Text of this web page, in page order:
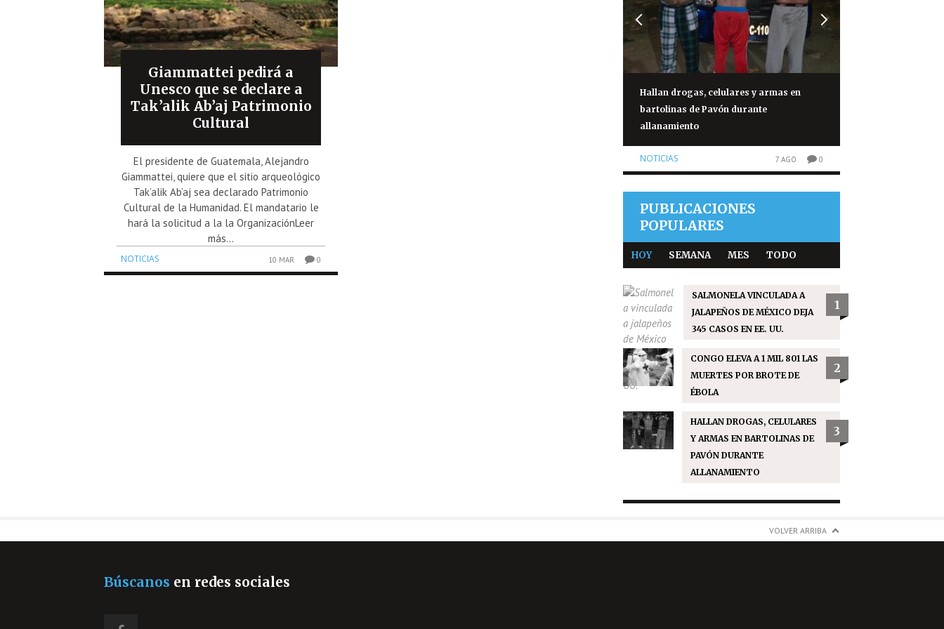
Giammattei pedirá a
Unesco que se declare a
Tak’alik Ab’aj Patrimonio
Cultural
El presidente de Guatemala, Alejandro
Giammattei, quiere que el sitio arqueológico
Tak’alik Ab’aj sea declarado Patrimonio
Cultural de la Humanidad. El mandatario le
hará la solicitud a la la OrganizaciónLeer
más...
NOTICIAS 10 MAR 0
Hallan drogas, celulares y armas en
bartolinas de Pavón durante
allanamiento
NOTICIAS 7 AGO 0
PUBLICACIONES
POPULARES
HOY SEMANA MES TODO
SALMONELA VINCULADA A
JALAPEÑOS DE MÉXICO DEJA
345 CASOS EN EE. UU.
1
CONGO ELEVA A 1 MIL 801 LAS
MUERTES POR BROTE DE
ÉBOLA
2
HALLAN DROGAS, CELULARES
Y ARMAS EN BARTOLINAS DE
PAVÓN DURANTE
ALLANAMIENTO
3
VOLVER ARRIBA
Búscanos en redes sociales